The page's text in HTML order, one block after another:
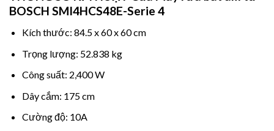
BOSCH SMI4HCS48E-Serie 4
Kích thước: 84.5 x 60 x 60 cm
Trọng lượng: 52.838 kg
Công suất: 2,400 W
Dây cắm: 175 cm
Cường độ: 10A